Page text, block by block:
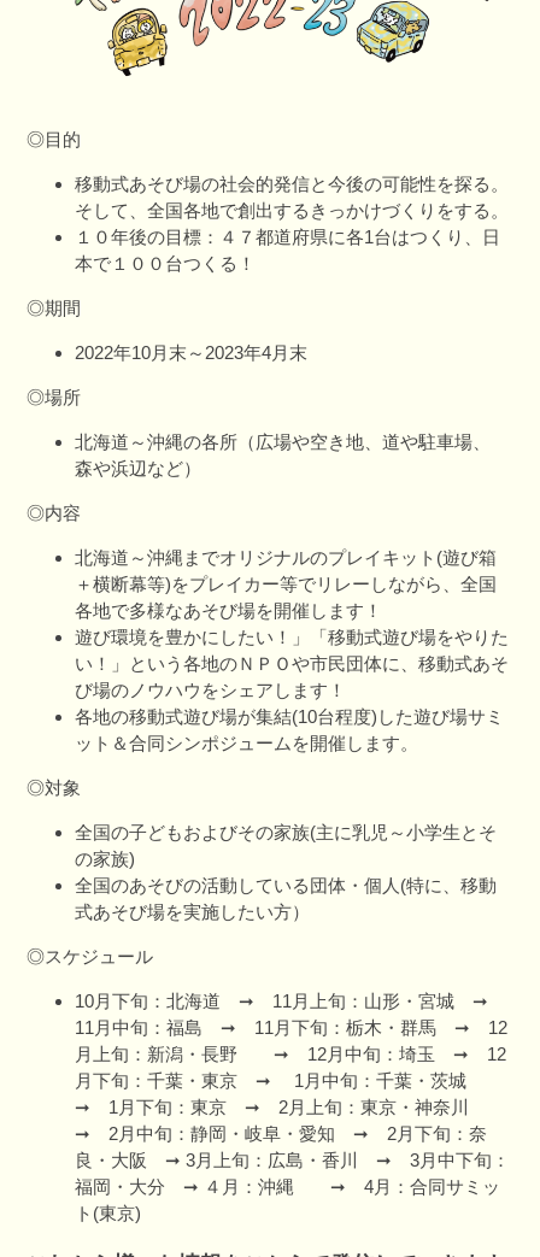
◎目的
移動式あそび場の社会的発信と今後の可能性を探る。
そして、全国各地で創出するきっかけづくりをする。
１０年後の目標：４７都道府県に各1台はつくり、日
本で１００台つくる！
◎期間
2022年10月末～2023年4月末
◎場所
北海道～沖縄の各所（広場や空き地、道や駐車場、
森や浜辺など）
◎内容
北海道～沖縄までオリジナルのプレイキット(遊び箱
＋横断幕等)をプレイカー等でリレーしながら、全国
各地で多様なあそび場を開催します！
遊び環境を豊かにしたい！」「移動式遊び場をやりた
い！」という各地のＮＰＯや市民団体に、移動式あそ
び場のノウハウをシェアします！
各地の移動式遊び場が集結(10台程度)した遊び場サミ
ット＆合同シンポジュームを開催します。
◎対象
全国の子どもおよびその家族(主に乳児～小学生とそ
の家族)
全国のあそびの活動している団体・個人(特に、移動
式あそび場を実施したい方）
◎スケジュール
10月下旬：北海道 ➞ 11月上旬：山形・宮城 ➞
11月中旬：福島 ➞ 11月下旬：栃木・群馬 ➞ 12
月上旬：新潟・長野 ➞ 12月中旬：埼玉 ➞ 12
月下旬：千葉・東京 ➞ 1月中旬：千葉・茨城
➞ 1月下旬：東京 ➞ 2月上旬：東京・神奈川
➞ 2月中旬：静岡・岐阜・愛知 ➞ 2月下旬：奈
良・大阪 ➞ 3月上旬：広島・香川 ➞ 3月中下旬：
福岡・大分 ➞ ４月：沖縄 ➞ 4月：合同サミッ
ト(東京)